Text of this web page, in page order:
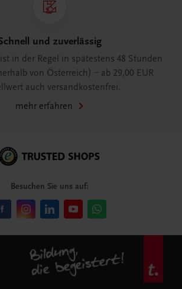
und zuverlässig
in der Regel in spätestens 48 Stunden
von Österreich) – ab 29,00 EUR
auch versandkostenfrei.
mehr erfahren
Besuchen Sie uns auf: